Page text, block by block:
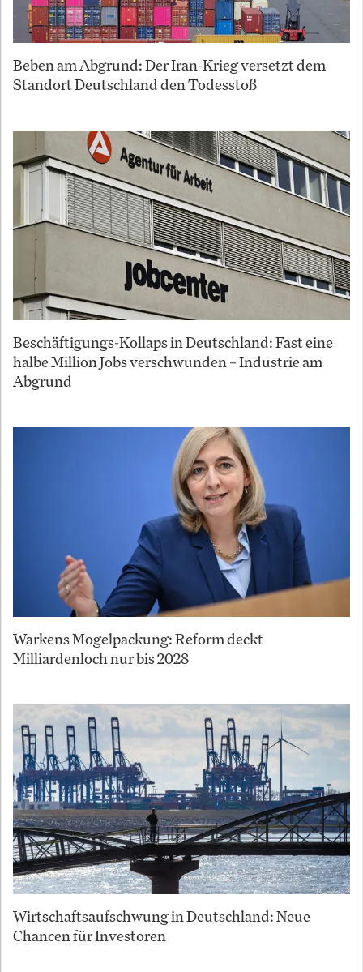
Beben am Abgrund: Der Iran-Krieg versetzt dem
Standort Deutschland den Todesstoß
Beschäftigungs-Kollaps in Deutschland: Fast eine
halbe Million Jobs verschwunden – Industrie am
Abgrund
Warkens Mogelpackung: Reform deckt
Milliardenloch nur bis 2028
Wirtschaftsaufschwung in Deutschland: Neue
Chancen für Investoren